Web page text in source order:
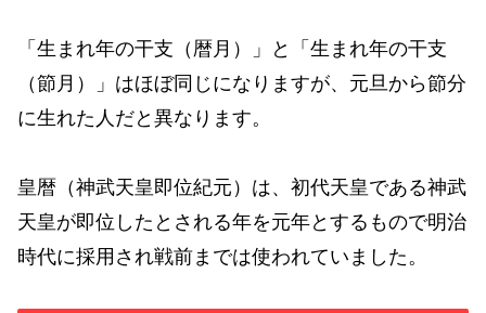
「生まれ年の干支（暦月）」と「生まれ年の干支
（節月）」はほぼ同じになりますが、元旦から節分
に生れた人だと異なります。
皇暦（神武天皇即位紀元）は、初代天皇である神武
天皇が即位したとされる年を元年とするもので明治
時代に採用され戦前までは使われていました。